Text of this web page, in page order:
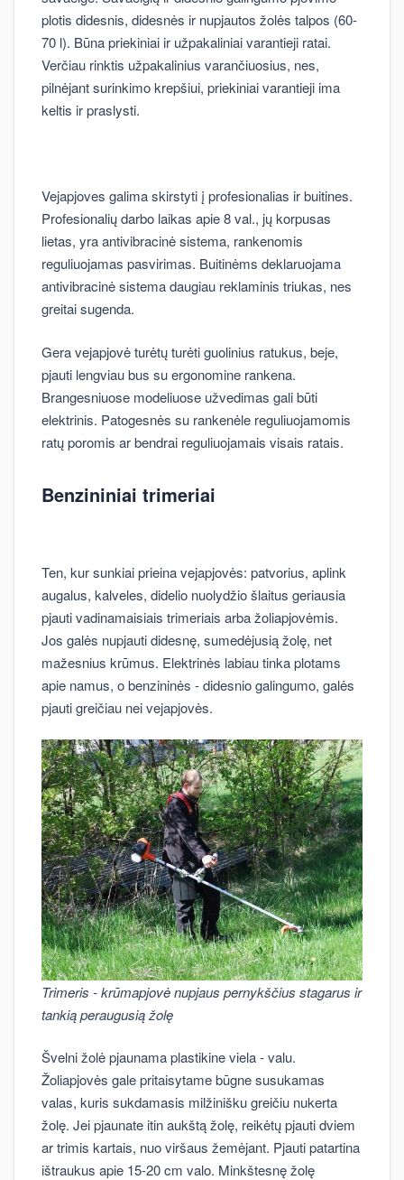
plotis didesnis, didesnės ir nupjautos žolės talpos (60-
70 l). Būna priekiniai ir užpakaliniai varantieji ratai.
Verčiau rinktis užpakalinius varančiuosius, nes,
pilnėjant surinkimo krepšiui, priekiniai varantieji ima
keltis ir praslysti.
Vejapjoves galima skirstyti į profesionalias ir buitines.
Profesionalių darbo laikas apie 8 val., jų korpusas
lietas, yra antivibracinė sistema, rankenomis
reguliuojamas pasvirimas. Buitinėms deklaruojama
antivibracinė sistema daugiau reklaminis triukas, nes
greitai sugenda.
Gera vejapjovė turėtų turėti guolinius ratukus, beje,
pjauti lengviau bus su ergonomine rankena.
Brangesniuose modeliuose užvedimas gali būti
elektrinis. Patogesnės su rankenėle reguliuojamomis
ratų poromis ar bendrai reguliuojamais visais ratais.
Benzininiai trimeriai
Ten, kur sunkiai prieina vejapjovės: patvorius, aplink
augalus, kalveles, didelio nuolydžio šlaitus geriausia
pjauti vadinamaisiais trimeriais arba žoliapjovėmis.
Jos galės nupjauti didesnę, sumedėjusią žolę, net
mažesnius krūmus. Elektrinės labiau tinka plotams
apie namus, o benzininės - didesnio galingumo, galės
pjauti greičiau nei vejapjovės.
Trimeris - krūmapjovė nupjaus pernykščius stagarus ir
tankią peraugusią žolę
Švelni žolė pjaunama plastikine viela - valu.
Žoliapjovės gale pritaisytame būgne susukamas
valas, kuris sukdamasis milžinišku greičiu nukerta
žolę. Jei pjaunate itin aukštą žolę, reikėtų pjauti dviem
ar trimis kartais, nuo viršaus žemėjant. Pjauti patartina
ištraukus apie 15-20 cm valo. Minkštesnę žolę